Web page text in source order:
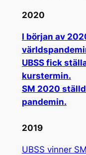
2020
I början av
UBSS fick
kurstermin.
SM 2020
pandemin.
2019
UBSS vinner